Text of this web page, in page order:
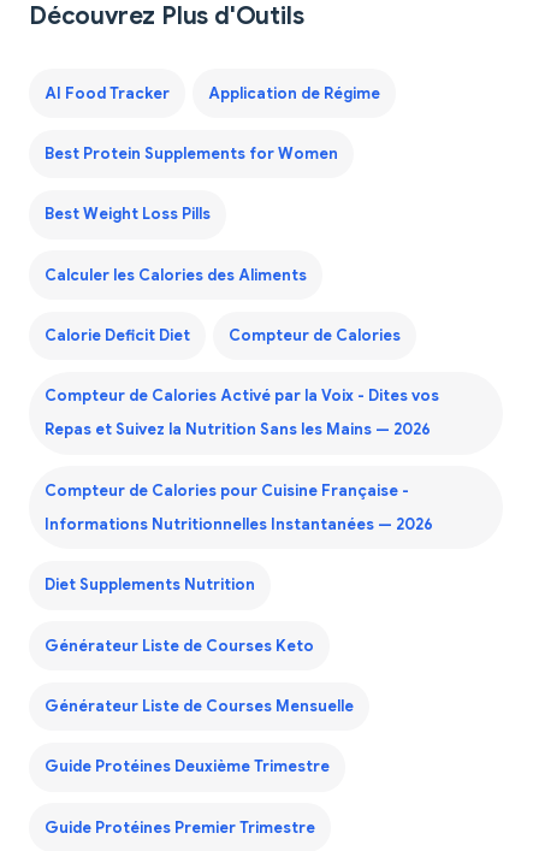
Découvrez Plus d'Outils
AI Food Tracker Application de Régime
Best Protein Supplements for Women
Best Weight Loss Pills
Calculer les Calories des Aliments
Calorie Deficit Diet Compteur de Calories
Compteur de Calories Activé par la Voix - Dites vos
Repas et Suivez la Nutrition Sans les Mains — 2026
Compteur de Calories pour Cuisine Française -
Informations Nutritionnelles Instantanées — 2026
Diet Supplements Nutrition
Générateur Liste de Courses Keto
Générateur Liste de Courses Mensuelle
Guide Protéines Deuxième Trimestre
Guide Protéines Premier Trimestre